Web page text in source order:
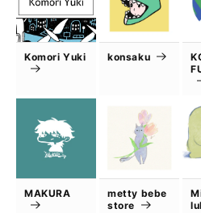
Komori Yuki konsaku
MAKURA
metty bebe
store